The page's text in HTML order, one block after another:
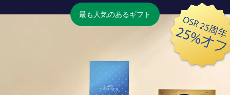
最も人気のあるギフト